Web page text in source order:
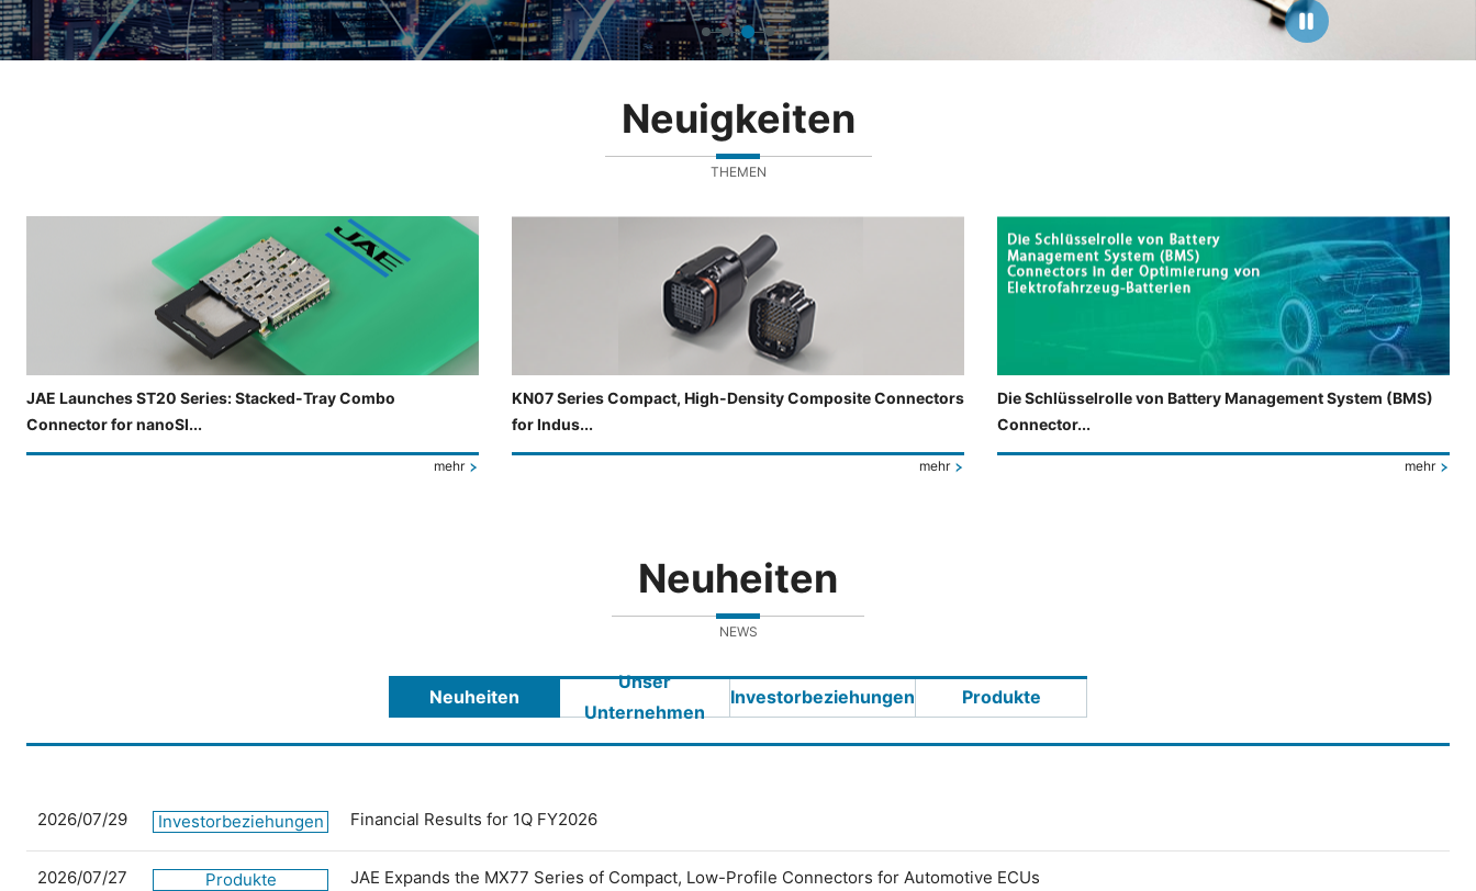
Neuigkeiten
THEMEN
JAE Launches ST20 Series: Stacked-Tray Combo
Connector for nanoSI...
mehr
KN07 Series Compact, High-Density Composite Connectors
for Indus...
mehr
Die Schlüsselrolle von Battery Management System (BMS)
Connector...
mehr
Neuheiten
NEWS
Neuheiten
Unser
Unternehmen
Investorbeziehungen Produkte
2026/07/29 Investorbeziehungen Financial Results for 1Q FY2026
2026/07/27 Produkte JAE Expands the MX77 Series of Compact, Low-Profile Connectors for Automotive ECUs